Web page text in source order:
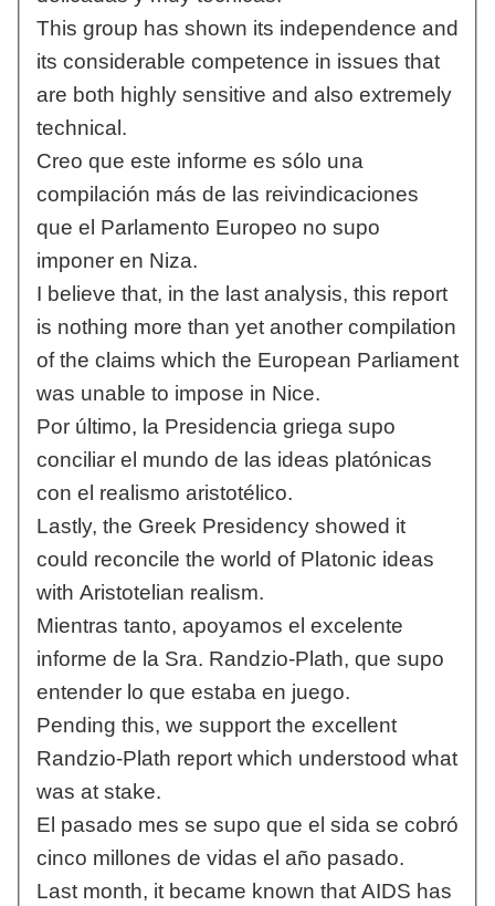
This group has shown its independence and
its considerable competence in issues that
are both highly sensitive and also extremely
technical.
Creo que este informe es sólo una
compilación más de las reivindicaciones
que el Parlamento Europeo no supo
imponer en Niza.
I believe that, in the last analysis, this report
is nothing more than yet another compilation
of the claims which the European Parliament
was unable to impose in Nice.
Por último, la Presidencia griega supo
conciliar el mundo de las ideas platónicas
con el realismo aristotélico.
Lastly, the Greek Presidency showed it
could reconcile the world of Platonic ideas
with Aristotelian realism.
Mientras tanto, apoyamos el excelente
informe de la Sra. Randzio-Plath, que supo
entender lo que estaba en juego.
Pending this, we support the excellent
Randzio-Plath report which understood what
was at stake.
El pasado mes se supo que el sida se cobró
cinco millones de vidas el año pasado.
Last month, it became known that AIDS has